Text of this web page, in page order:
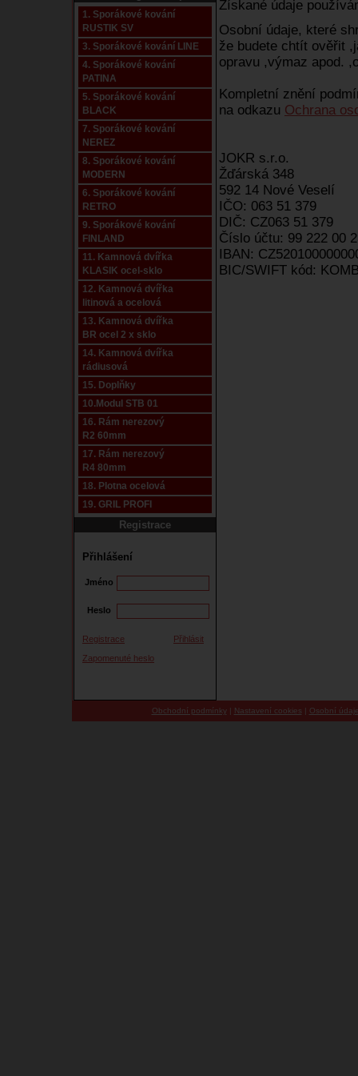
1. Sporákové kování
RUSTIK SV
3. Sporákové kování LINE
4. Sporákové kování
PATINA
5. Sporákové kování
BLACK
7. Sporákové kování
NEREZ
8. Sporákové kování
MODERN
6. Sporákové kování
RETRO
9. Sporákové kování
FINLAND
11. Kamnová dvířka
KLASIK ocel-sklo
12. Kamnová dvířka
litinová a ocelová
13. Kamnová dvířka
BR ocel 2 x sklo
14. Kamnová dvířka
rádiusová
15. Doplňky
10.Modul STB 01
16. Rám nerezový
R2 60mm
17. Rám nerezový
R4 80mm
18. Plotna ocelová
19. GRIL PROFI
Registrace
Přihlášení
Jméno
Heslo
Registrace
Přihlásit
Zapomenuté heslo
Získané údaje
Osobní údaje, které
že budete chtít ověřit
opravu ,výmaz apod.
Kompletní znění
na odkazu Ochrana
JOKR s.r.o.
Žďárská 348
592 14 Nové Veselí
IČO: 063 51 379
DIČ: CZ063 51 379
Číslo účtu: 99 222 00
IBAN:
BIC/SWIFT kód:
Obchodní podmínky| Nastavení cookies | Osobní